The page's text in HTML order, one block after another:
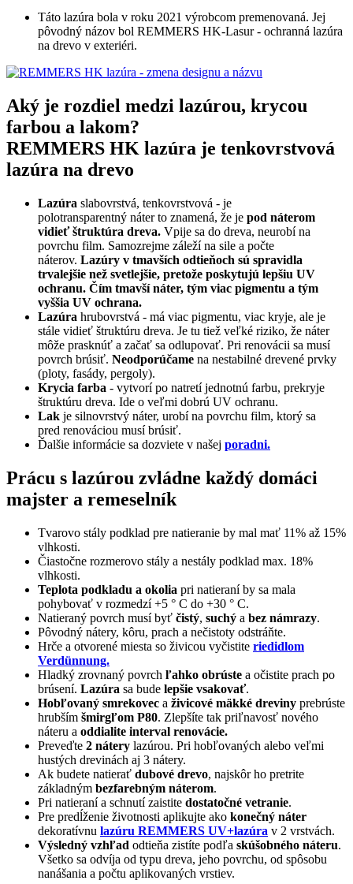
Táto lazúra bola v roku 2021 výrobcom premenovaná. Jej
pôvodný názov bol REMMERS HK-Lasur - ochranná lazúra
na drevo v exteriéri.
Aký je rozdiel medzi lazúrou, krycou
farbou a lakom?
REMMERS HK lazúra je tenkovrstvová
lazúra na drevo
Lazúra slabovrstvá, tenkovrstvová - je
polotransparentný náter to znamená, že je pod náterom
vidieť štruktúra dreva. Vpije sa do dreva, neurobí na
povrchu film. Samozrejme záleží na sile a počte
náterov. Lazúry v tmavších odtieňoch sú spravidla
trvalejšie než svetlejšie, pretože poskytujú lepšiu UV
ochranu. Čím tmavší náter, tým viac pigmentu a tým
vyššia UV ochrana.
Lazúra hrubovrstvá - má viac pigmentu, viac kryje, ale je
stále vidieť štruktúru dreva. Je tu tiež veľké riziko, že náter
môže prasknúť a začať sa odlupovať. Pri renovácii sa musí
povrch brúsiť. Neodporúčame na nestabilné drevené prvky
(ploty, fasády, pergoly).
Krycia farba - vytvorí po natretí jednotnú farbu, prekryje
štruktúru dreva. Ide o veľmi dobrú UV ochranu.
Lak je silnovrstvý náter, urobí na povrchu film, ktorý sa
pred renováciou musí brúsiť.
Ďalšie informácie sa dozviete v našej poradni.
Prácu s lazúrou zvládne každý domáci
majster a remeselník
Tvarovo stály podklad pre natieranie by mal mať 11% až 15%
vlhkosti.
Čiastočne rozmerovo stály a nestály podklad max. 18%
vlhkosti.
Teplota podkladu a okolia pri natieraní by sa mala
pohybovať v rozmedzí +5 ° C do +30 ° C.
Natieraný povrch musí byť čistý, suchý a bez námrazy.
Pôvodný nátery, kôru, prach a nečistoty odstráňte.
Hrče a otvorené miesta so živicou vyčistite riedidlom
Verdünnung.
Hladký zrovnaný povrch ľahko obrúste a očistite prach po
brúsení. Lazúra sa bude lepšie vsakovať.
Hobľovaný smrekovec a živicové mäkké dreviny prebrúste
hrubším šmirgľom P80. Zlepšíte tak priľnavosť nového
náteru a oddialite interval renovácie.
Preveďte 2 nátery lazúrou. Pri hobľovaných alebo veľmi
hustých drevinách aj 3 nátery.
Ak budete natierať dubové drevo, najskôr ho pretrite
základným bezfarebným náterom.
Pri natieraní a schnutí zaistite dostatočné vetranie.
Pre predĺženie životnosti aplikujte ako konečný náter
dekoratívnu lazúru REMMERS UV+lazúra v 2 vrstvách.
Výsledný vzhľad odtieňa zistíte podľa skúšobného náteru.
Všetko sa odvíja od typu dreva, jeho povrchu, od spôsobu
nanášania a počtu aplikovaných vrstiev.